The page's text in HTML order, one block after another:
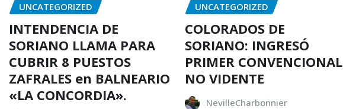
UNCATEGORIZED
INTENDENCIA DE
SORIANO LLAMA PARA
CUBRIR 8 PUESTOS
ZAFRALES en BALNEARIO
«LA CONCORDIA».
UNCATEGORIZED
COLORADOS DE
SORIANO: INGRESÓ
PRIMER CONVENCIONAL
NO VIDENTE
NevilleCharbonnier